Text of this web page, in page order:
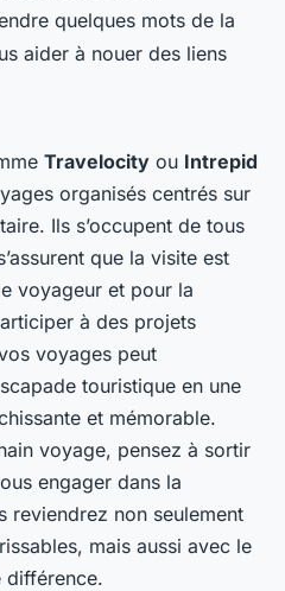
quelques mots de la
aider à nouer des liens
Travelocity ou Intrepid
organisés centrés sur
Ils s’occupent de tous
que la visite est
voyageur et pour la
à des projets
voyages peut
touristique en une
et mémorable.
voyage, pensez à sortir
engager dans la
reviendrez non seulement
mais aussi avec le
différence.